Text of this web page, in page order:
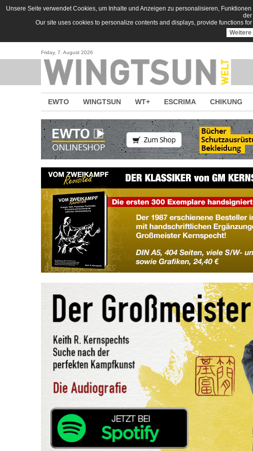
Direkt zum Inhalt
Unsere Seite verwendet Cookies, um Inhalte und Anzeigen zu personalisieren,
der
Our site uses cookies to personalize contents and displays, provide functions
Weitere
Friday, 7. August 2026
EWTO WINGTSUN WT+ ESCRIMA CHIKUNG